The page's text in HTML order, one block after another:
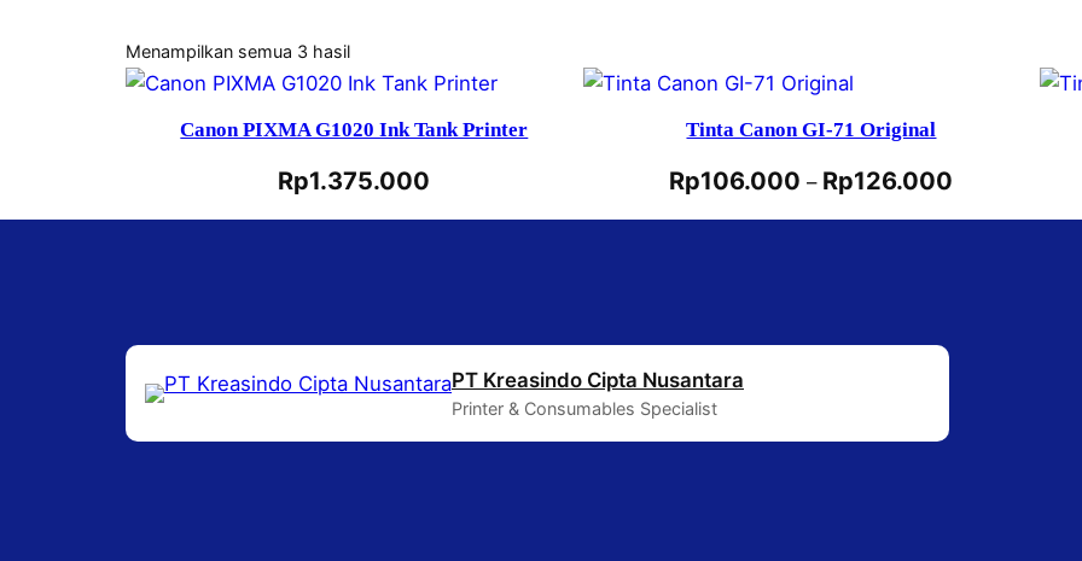
Menampilkan semua 3 hasil
Canon PIXMA G1020 Ink Tank Printer
Rp1.375.000
Tinta Canon GI-71 Original
Rp106.000 – Rp126.000
PT Kreasindo Cipta Nusantara
Printer & Consumables Specialist